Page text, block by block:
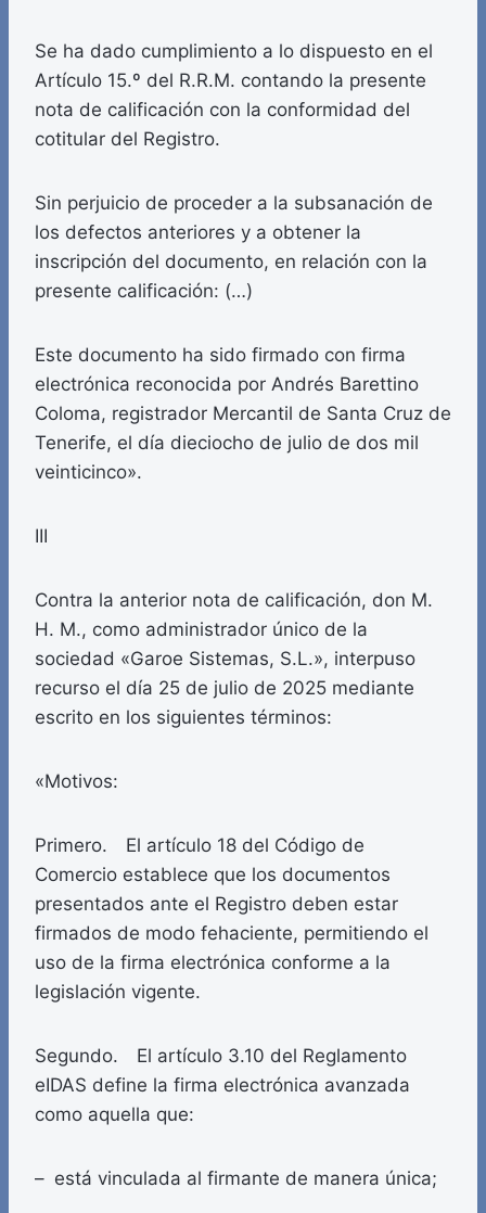
Se ha dado cumplimiento a lo dispuesto en el
Artículo 15.º del R.R.M. contando la presente
nota de calificación con la conformidad del
cotitular del Registro.
Sin perjuicio de proceder a la subsanación de
los defectos anteriores y a obtener la
inscripción del documento, en relación con la
presente calificación: (…)
Este documento ha sido firmado con firma
electrónica reconocida por Andrés Barettino
Coloma, registrador Mercantil de Santa Cruz de
Tenerife, el día dieciocho de julio de dos mil
veinticinco».
III
Contra la anterior nota de calificación, don M.
H. M., como administrador único de la
sociedad «Garoe Sistemas, S.L.», interpuso
recurso el día 25 de julio de 2025 mediante
escrito en los siguientes términos:
«Motivos:
Primero. El artículo 18 del Código de
Comercio establece que los documentos
presentados ante el Registro deben estar
firmados de modo fehaciente, permitiendo el
uso de la firma electrónica conforme a la
legislación vigente.
Segundo. El artículo 3.10 del Reglamento
eIDAS define la firma electrónica avanzada
como aquella que:
– está vinculada al firmante de manera única;